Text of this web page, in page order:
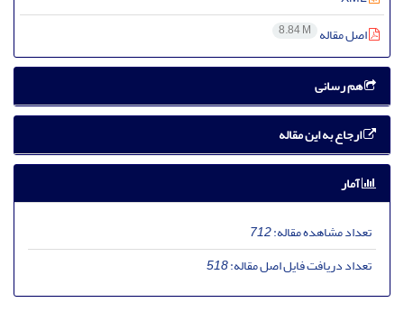
اصل مقاله 8.84 M
هم رسانی
ارجاع به این مقاله
آمار
تعداد مشاهده مقاله:712
تعداد دریافت فایل اصل مقاله:518